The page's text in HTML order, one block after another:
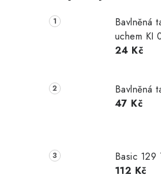
Bavlněná
uchem KI
24 Kč
Bavlněná
47 Kč
Basic 129
112 Kč